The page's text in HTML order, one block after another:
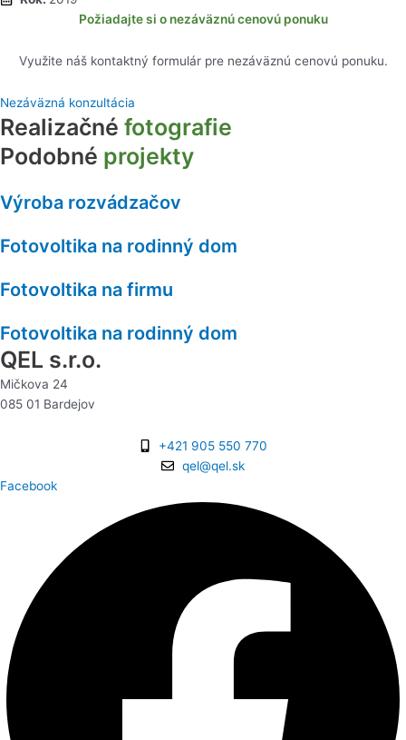
Požiadajte si o nezáväznú cenovú ponuku
Využite náš kontaktný formulár pre nezáväznú cenovú ponuku.
Nezáväzná konzultácia
Realizačné fotografie
Podobné projekty
Výroba rozvádzačov
Fotovoltika na rodinný dom
Fotovoltika na firmu
Fotovoltika na rodinný dom
QEL s.r.o.
Mičkova 24
085 01 Bardejov
+421 905 550 770
qel@qel.sk
Facebook